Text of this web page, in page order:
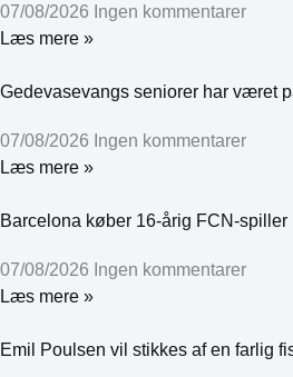
07/08/2026 Ingen kommentarer
Læs mere »
Gedevasevangs seniorer har været
07/08/2026 Ingen kommentarer
Læs mere »
Barcelona køber 16-årig FCN-spiller
07/08/2026 Ingen kommentarer
Læs mere »
Emil Poulsen vil stikkes af en farlig